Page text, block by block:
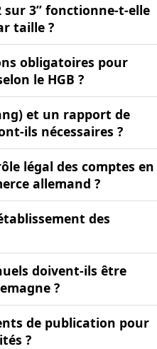
sur 3” fonctionne-t-elle
taille ?
obligatoires pour
le HGB ?
et un rapport de
ils nécessaires ?
légal des comptes en
allemand ?
des
doivent-ils être
?
de publication pour
?